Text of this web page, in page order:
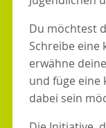
Du möchtest
Schreibe eine
erwähne
und füge eine
dabei sein